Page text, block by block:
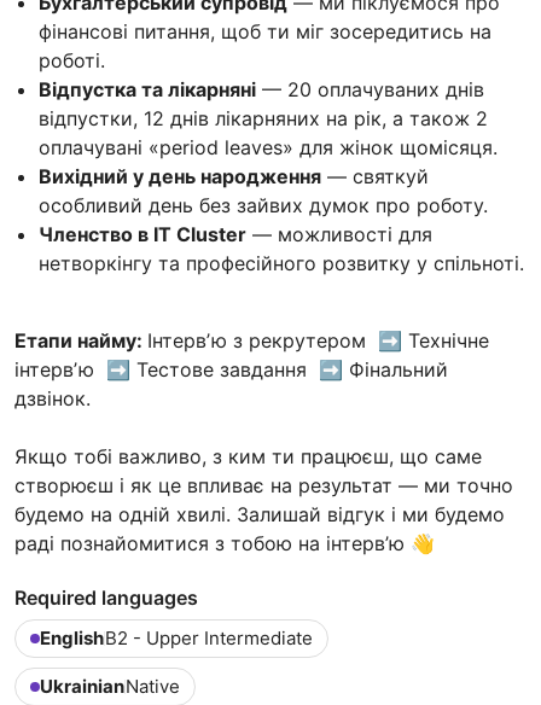
фінансові питання, щоб ти міг зосередитись на
роботі.
Відпустка та лікарняні — 20 оплачуваних днів
відпустки, 12 днів лікарняних на рік, а також 2
оплачувані «period leaves» для жінок щомісяця.
Вихідний у день народження — святкуй
особливий день без зайвих думок про роботу.
Членство в IT Cluster — можливості для
нетворкінгу та професійного розвитку у спільноті.
Етапи найму: Інтервʼю з рекрутером ➡️ Технічне
інтервʼю ➡️ Тестове завдання ➡️ Фінальний
дзвінок.
Якщо тобі важливо, з ким ти працюєш, що саме
створюєш і як це впливає на результат — ми точно
будемо на одній хвилі. Залишай відгук і ми будемо
раді познайомитися з тобою на інтерв’ю 👋
Required languages
EnglishB2 - Upper Intermediate
UkrainianNative